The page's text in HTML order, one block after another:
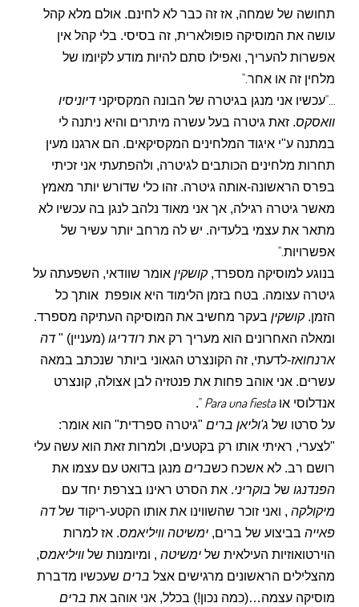
תחושה של שמחה, אז זה כבר לא לחינם. אולם מלא קהל
עושה את המוסיקה פופולארית, זה בסיסי. בלי קהל אין
אפשרות להעריך, ואפילו סתם להיות מודע לקיומו של
מלחין זה או אחר".
"…עכשיו אני מנגן בגיטרה של הבונה המקסיקנידיוניסיו
וואסקס. זאת גיטרה בעל עשרה מיתרים והיא ניתנה לי
במתנה ע"י איגוד המלחינים המקסיקאים. הם ארגנו מעין
תחרות מלחינים הכותבים לגיטרה, ולהפתעתי אני זכיתי
בפרס הראשונה-אותה גיטרה. זהו כלי שדורש יותר מאמץ
מאשר גיטרה רגילה, אך אני מאוד נלהב לנגן בה עכשיו לא
מתאר את עצמי בלעדיה. יש לה מרחב יותר עשיר של
אפשרויות".
בנוגע למוסיקה מספרד,קושקין אומר שוודאי, השפעתה על
גיטרה עצומה. בטח בזמן הלימוד היא אופפת אותך כל
הזמן.קושקין בעקר מחשיב את המוסיקה העתיקה מספרד.
ומאלה האחרונים הוא מעריך רק את רודריגו (מעניין) "דה
ארנחואז-לדעתי, זה הקונצרט הגאוני ביותר שנכתב במאה
עשרים. אני אוהב פחות את פנטזיה לבן אצולה, קונצרט
אנדלוסי או Para una fiesta
"
.
על סרטו של ג'וליאן ברים "גיטרה ספרדית" הוא אומר:
"לצערי, ראיתי אותו רק בקטעים, ולמרות זאת הוא עשה עלי
רושם רב. לא אשכח כשברים מנגן בדואט עם עצמו את
הפנדנגו של בוקריני. את הסרט ראינו בצרפת יחד עם
מיקולקה , ואני זוכר שהשווינו את אותו הקטע-ריקוד שלדה
פאייה בביצוע של ברים, ימשיטה וויליאמס. אז למרות
הוירטואוזיות העילאית של ימשיטה , ומיומנות של וויליאמס,
מהצלילים הראשונים מרגישים אצל ברים שעכשיו מדברת
מוסיקה עצמה…(כמה נכון!) בכלל, אני אוהב את ברים